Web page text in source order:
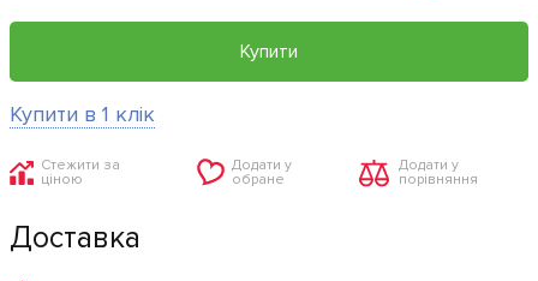
Купити
Купити в 1 клік
Стежити за
ціною
Додати у
обране
Додати у
порівняння
Доставка